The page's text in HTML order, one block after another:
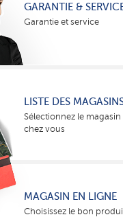
GARANTIE &
Garantie et service
LISTE DES
Sélectionnez le
chez vous
MAGASIN EN LIGNE
Choisissez le bon